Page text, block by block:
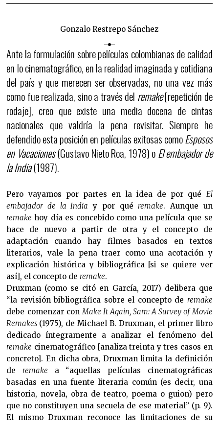
Gonzalo Restrepo Sánchez
Ante la formulación sobre películas colombianas de calidad
en lo cinematográfico, en la realidad imaginada y cotidiana
del país y que merecen ser observadas, no una vez más
como fue realizada, sino a través del remake[repetición de
rodaje], creo que existe una media docena de cintas
nacionales que valdría la pena revisitar. Siempre he
defendido esta posición en películas exitosas comoEsposos
en Vacaciones(Gustavo Nieto Roa, 1978) oEl embajador de
la India(1987).
Pero vayamos por partes en la idea de por qué El
embajador de la India y por quéremake. Aunque un
remake hoy día es concebido como una película que se
hace de nuevo a partir de otra y el concepto de
adaptación cuando hay filmes basados en textos
literarios, vale la pena traer como una acotación y
explicación histórica y bibliográfica [si se quiere ver
así], el concepto deremake.
Druxman (como se citó en García, 2017) delibera que
“la revisión bibliográfica sobre el concepto de remake
debe comenzar conMake It Again, Sam: A Survey of Movie
Remakes (1975), de Michael B. Druxman, el primer libro
dedicado íntegramente a analizar el fenómeno del
remake cinematográfico [analiza treinta y tres casos en
concreto]. En dicha obra, Druxman limita la definición
deremake a “aquellas películas cinematográficas
basadas en una fuente literaria común (es decir, una
historia, novela, obra de teatro, poema o guion) pero
que no constituyen una secuela de ese material” (p. 9).
El mismo Druxman reconoce las limitaciones de su